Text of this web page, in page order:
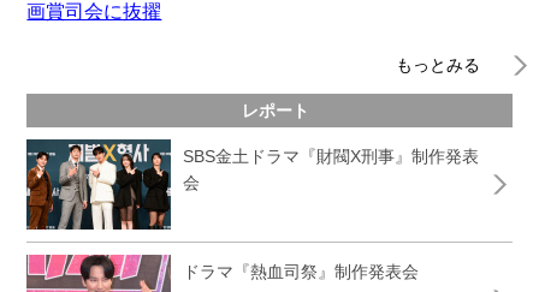
画賞司会に抜擢
もっとみる
レポート
SBS金土ドラマ『財閥X刑事』制作発表
会
ドラマ『熱血司祭』制作発表会